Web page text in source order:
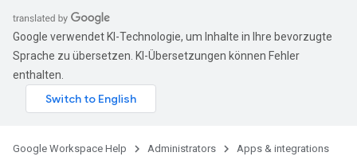
Google verwendet KI-Technologie, um Inhalte in Ihre bevorzugte
Sprache zu übersetzen. KI-Übersetzungen können Fehler
enthalten.
Google Workspace Help Administrators Apps & integrations